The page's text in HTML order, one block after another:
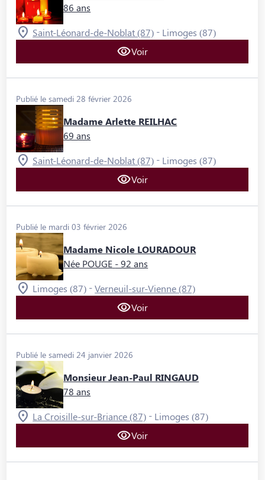
86 ans
Saint-Léonard-de-Noblat (87) - Limoges (87)
Voir
Publié le samedi 28 février 2026
Madame Arlette REILHAC
69 ans
Saint-Léonard-de-Noblat (87) - Limoges (87)
Voir
Publié le mardi 03 février 2026
Madame Nicole LOURADOUR
Née POUGE - 92 ans
Limoges (87) -Verneuil-sur-Vienne (87)
Voir
Publié le samedi 24 janvier 2026
Monsieur Jean-Paul RINGAUD
78 ans
La Croisille-sur-Briance (87) - Limoges (87)
Voir